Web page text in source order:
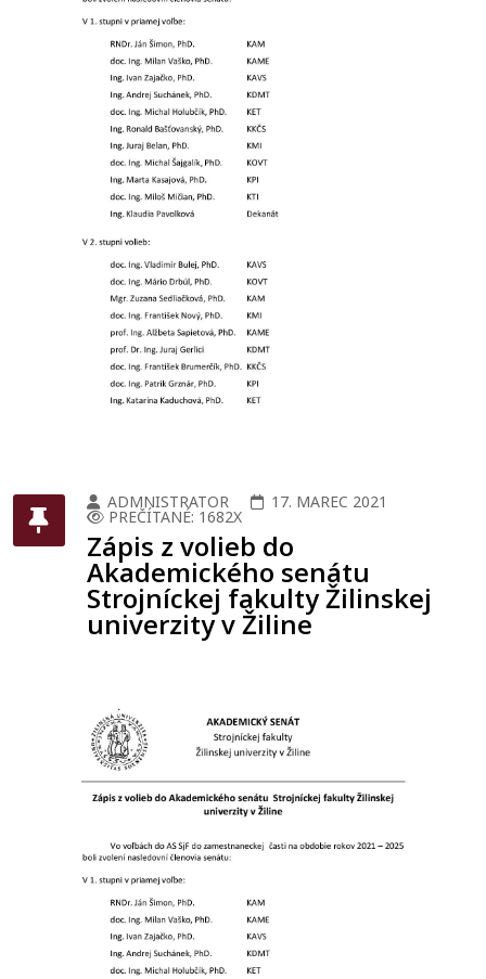
ADMNISTRATOR 17. MAREC 2021
PREČÍTANÉ: 1682X
Zápis z volieb do
Akademického senátu
Strojníckej fakulty Žilinskej
univerzity v Žiline